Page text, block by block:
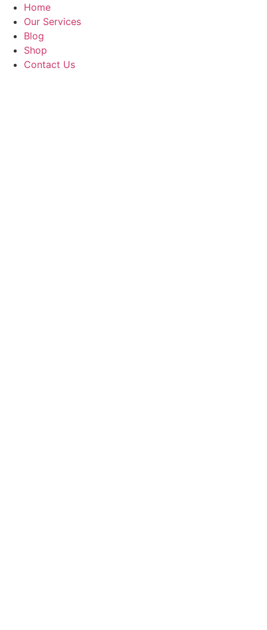
Home
Our Services
Blog
Shop
Contact Us